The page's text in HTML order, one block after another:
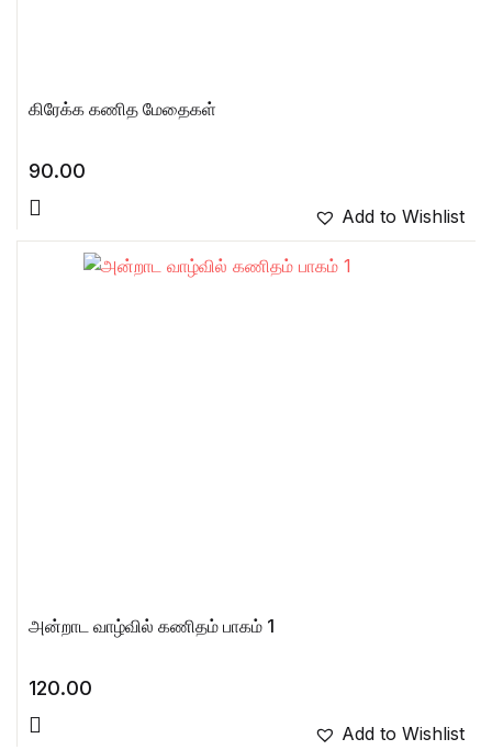
கிரேக்க கணித மேதைகள்
90.00
Add to Wishlist
அன்றாட வாழ்வில் கணிதம் பாகம் 1
120.00
Add to Wishlist